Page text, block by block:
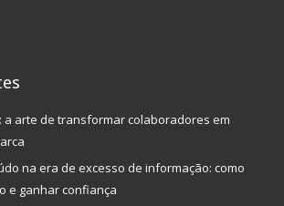
a arte de transformar colaboradores em
na era de excesso de informação: como
e ganhar confiança